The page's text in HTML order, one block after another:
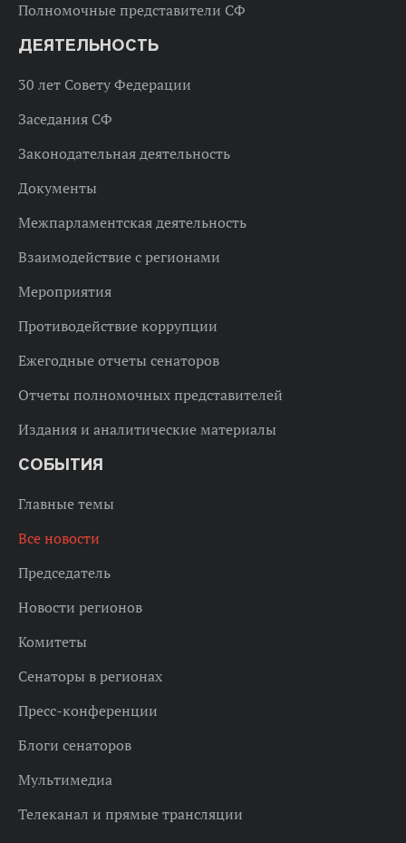
Полномочные представители СФ
ДЕЯТЕЛЬНОСТЬ
30 лет Совету Федерации
Заседания СФ
Законодательная деятельность
Документы
Межпарламентская деятельность
Взаимодействие с регионами
Мероприятия
Противодействие коррупции
Ежегодные отчеты сенаторов
Отчеты полномочных представителей
Издания и аналитические материалы
СОБЫТИЯ
Главные темы
Все новости
Председатель
Новости регионов
Комитеты
Сенаторы в регионах
Пресс-конференции
Блоги сенаторов
Мультимедиа
Телеканал и прямые трансляции